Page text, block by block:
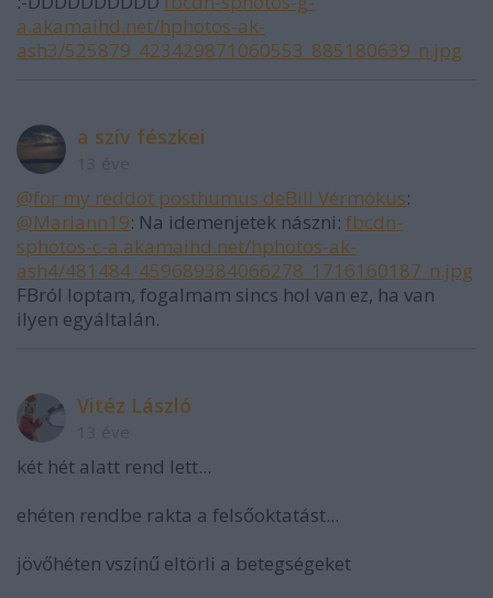
a.akamaihd.net/hphotos-ak-
ash3/525879_423429871060553_885180639_n.jpg
a szív fészkei
@for my reddot posthumus deBill Vérmókus:
@Mariann19: Na idemenjetek nászni: fbcdn-
sphotos-c-a.akamaihd.net/hphotos-ak-
ash4/481484_459689384066278_1716160187_n.jpg
FBról loptam, fogalmam sincs hol van ez, ha van
ilyen egyáltalán.
Vitéz László
két hét alatt rend lett...
ehéten rendbe rakta a felsőoktatást...
jövőhéten vszínű eltörli a betegségeket